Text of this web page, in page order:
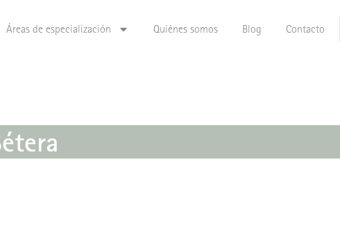
Áreas de especialización Quiénes somos Blog Contacto